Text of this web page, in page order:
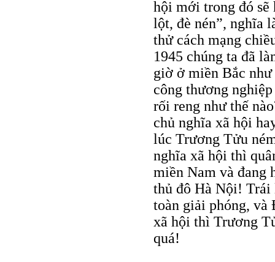
hội mới trong đó sẽ
lột, đè nén”, nghĩa
thử cách mạng
1945 chúng ta đã
giờ ở miền Bắc
công thương
rối reng như thế
chủ nghĩa xã hội
lúc Trương Tửu
nghĩa xã hội thì
miền Nam và đang
thủ đô Hà Nội! Trái
toàn giải phóng, và
xã hội thì Trương
quá!